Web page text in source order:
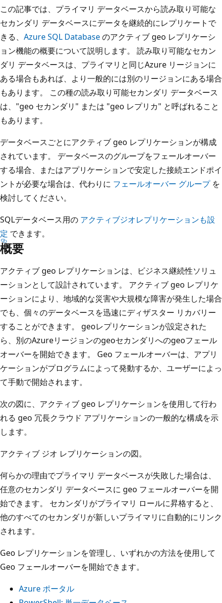
この記事では、プライマリ データベースから読み取り可能な
セカンダリ データベースにデータを継続的にレプリケートで
きる、 Azure SQL Databaseのアクティブ geo レプリケーシ
ョン機能の概要について説明します。 読み取り可能なセカン
ダリ データベースは、プライマリと同じAzure リージョンに
ある場合もあれば、より一般的には別のリージョンにある場合
もあります。 この種の読み取り可能セカンダリ データベース
は、"geo セカンダリ" または "geo レプリカ" と呼ばれること
もあります。
データベースごとにアクティブ geo レプリケーションが構成
されています。 データベースのグループをフェールオーバー
する場合、またはアプリケーションで安定した接続エンドポイ
ントが必要な場合は、代わりに フェールオーバー グループを
検討してください。
SQLデータベース用の アクティブジオレプリケーションも設
定 できます。
概要
アクティブ geo レプリケーションは、ビジネス継続性ソリュ
ーションとして設計されています。 アクティブ geo レプリケ
ーションにより、地域的な災害や大規模な障害が発生した場合
でも、個々のデータベースを迅速にディザスター リカバリー
することができます。 geoレプリケーションが設定された
ら、別のAzureリージョンのgeoセカンダリへのgeoフェール
オーバーを開始できます。 Geo フェールオーバーは、アプリ
ケーションがプログラムによって発動するか、ユーザーによっ
て手動で開始されます。
次の図に、アクティブ geo レプリケーションを使用して行わ
れる geo 冗長クラウド アプリケーションの一般的な構成を示
します。
アクティブ ジオ レプリケーションの図。
何らかの理由でプライマリ データベースが失敗した場合は、
任意のセカンダリ データベースに geo フェールオーバーを開
始できます。 セカンダリがプライマリ ロールに昇格すると、
他のすべてのセカンダリが新しいプライマリに自動的にリンク
されます。
Geo レプリケーションを管理し、いずれかの方法を使用して
Geo フェールオーバーを開始できます。
Azure ポータル